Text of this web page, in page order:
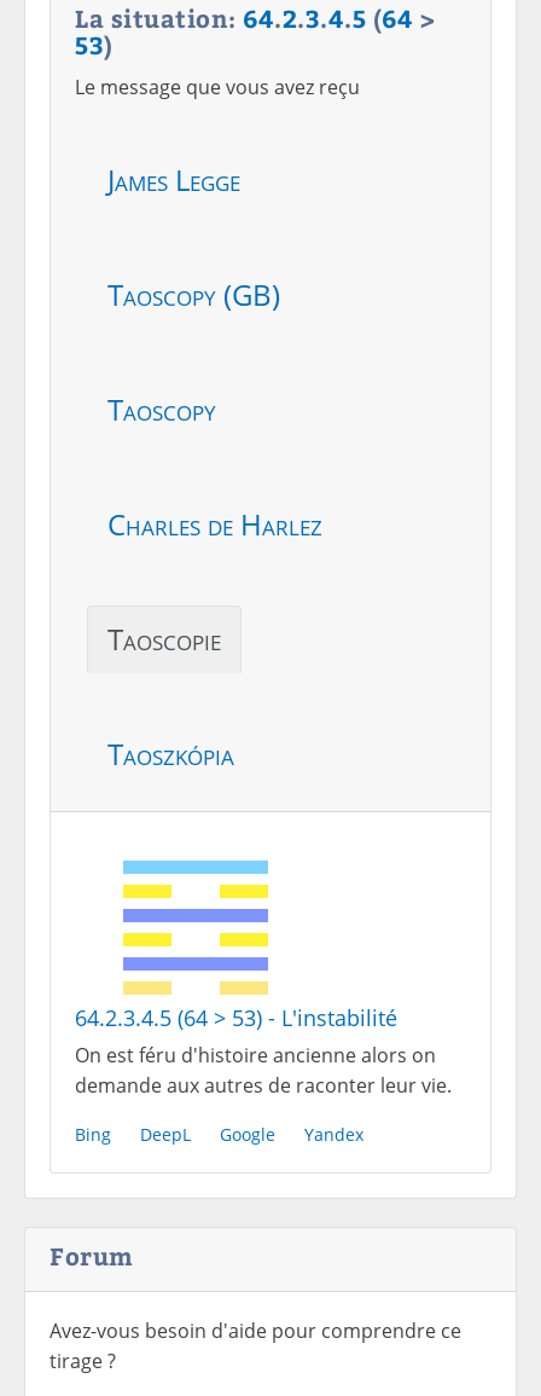
La situation: 64.2.3.4.5 (64 >
53)
Le message que vous avez reçu
James Legge
Taoscopy (GB)
Taoscopy
Charles de Harlez
Taoscopie
Taoszkópia
64.2.3.4.5 (64 > 53) - L'instabilité
On est féru d'histoire ancienne alors on
demande aux autres de raconter leur vie.
Bing DeepL Google Yandex
Forum
Avez-vous besoin d'aide pour comprendre ce
tirage ?